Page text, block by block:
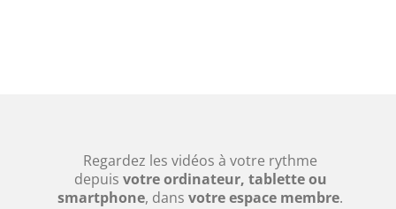
Regardez les vidéos à votre rythme
depuis votre ordinateur, tablette ou
smartphone, dans votre espace membre.